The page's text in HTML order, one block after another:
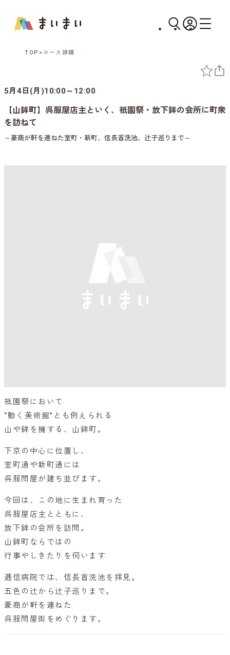
TOP コース詳細
5月4日(月)10:00～12:00
【山鉾町】呉服屋店主といく、祇園祭・放下鉾の会所に町衆
を訪ねて
～豪商が軒を連ねた室町・新町、信長首洗池、辻子巡りまで～
祇園祭において
“動く美術館”とも例えられる
山や鉾を擁する、山鉾町。
下京の中心に位置し、
室町通や新町通には
呉服問屋が建ち並びます。
今回は、この地に生まれ育った
呉服屋店主とともに、
放下鉾の会所を訪問。
山鉾町ならではの
行事やしきたりを伺います
逓信病院では、信長首洗池を拝見。
五色の辻から辻子巡りまで。
豪商が軒を連ねた
呉服問屋街をめぐります。